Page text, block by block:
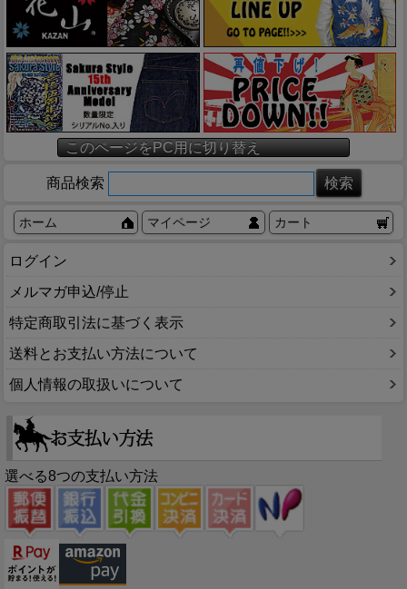
このページをPC用に切り替え
商品検索
ホーム マイページ カート
ログイン
メルマガ申込/停止
特定商取引法に基づく表示
送料とお支払い方法について
個人情報の取扱いについて
選べる8つの支払い方法